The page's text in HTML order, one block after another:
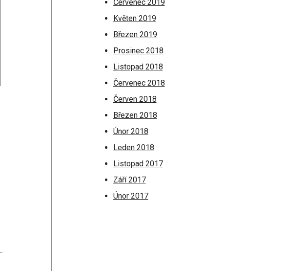
Červenec 2019
Květen 2019
Březen 2019
Prosinec 2018
Listopad 2018
Červenec 2018
Červen 2018
Březen 2018
Únor 2018
Leden 2018
Listopad 2017
Září 2017
Únor 2017